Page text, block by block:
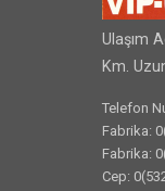
Ulaşım
Km.
Telefon
Fabrika:
Fabrika:
Cep: